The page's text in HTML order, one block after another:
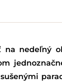
na nedeľný